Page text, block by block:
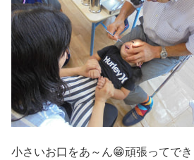
小さいお口をあ～ん😁頑張ってで